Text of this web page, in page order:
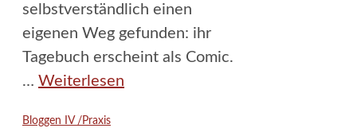
selbstverständlich einen
eigenen Weg gefunden: ihr
Tagebuch erscheint als Comic.
… Weiterlesen
Kategorien
Bloggen IV /Praxis